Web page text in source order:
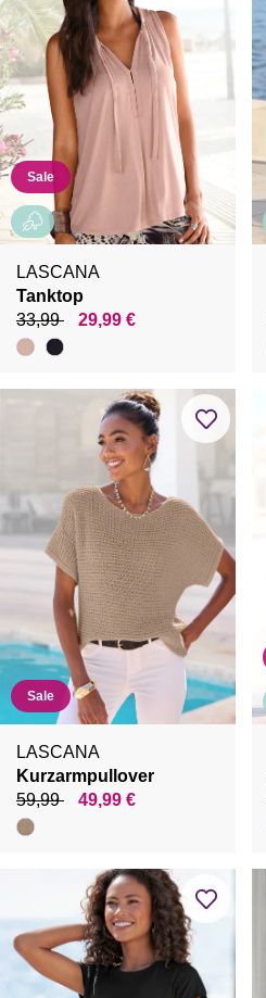
Sale
LASCANA
Tanktop
33,99
29,99 €
Sale
LASCANA
Kurzarmpullover
59,99
49,99 €